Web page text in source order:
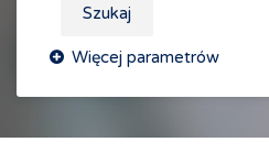
Szukaj